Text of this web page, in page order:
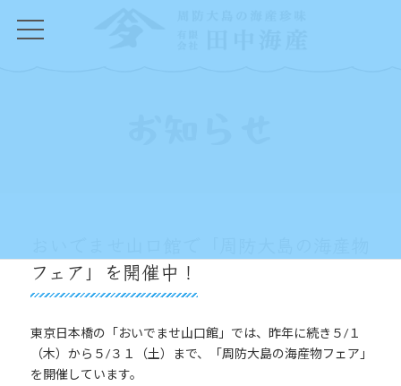
フェア」を開催中！
東京日本橋の「おいでませ山口館」では、昨年に続き５/１
（木）から５/３１（土）まで、「周防大島の海産物フェア」
を開催しています。